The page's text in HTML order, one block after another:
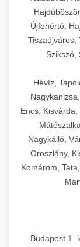
Újfehértó,
Tiszaújváros,
Szikszó,
Hévíz,
Encs,
Nagykálló,
Oroszlány,
Komárom,
Budapest 1.